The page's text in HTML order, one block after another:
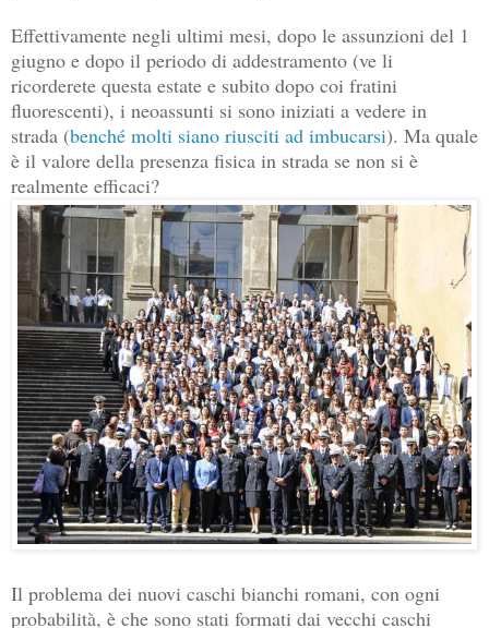
Effettivamente negli ultimi mesi, dopo le assunzioni del 1
giugno e dopo il periodo di addestramento (ve li
ricorderete questa estate e subito dopo coi fratini
fluorescenti), i neoassunti si sono iniziati a vedere in
strada (benché molti siano riusciti ad imbucarsi). Ma quale
è il valore della presenza fisica in strada se non si è
realmente efficaci?
Il problema dei nuovi caschi bianchi romani, con ogni
probabilità, è che sono stati formati dai vecchi caschi